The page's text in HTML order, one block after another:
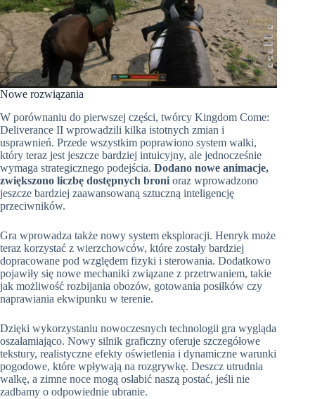
Nowe rozwiązania
W porównaniu do pierwszej części, twórcy Kingdom Come:
Deliverance II wprowadzili kilka istotnych zmian i
usprawnień. Przede wszystkim poprawiono system walki,
który teraz jest jeszcze bardziej intuicyjny, ale jednocześnie
wymaga strategicznego podejścia. Dodano nowe animacje,
zwiększono liczbę dostępnych broni oraz wprowadzono
jeszcze bardziej zaawansowaną sztuczną inteligencję
przeciwników.
Gra wprowadza także nowy system eksploracji. Henryk może
teraz korzystać z wierzchowców, które zostały bardziej
dopracowane pod względem fizyki i sterowania. Dodatkowo
pojawiły się nowe mechaniki związane z przetrwaniem, takie
jak możliwość rozbijania obozów, gotowania posiłków czy
naprawiania ekwipunku w terenie.
Dzięki wykorzystaniu nowoczesnych technologii gra wygląda
oszałamiająco. Nowy silnik graficzny oferuje szczegółowe
tekstury, realistyczne efekty oświetlenia i dynamiczne warunki
pogodowe, które wpływają na rozgrywkę. Deszcz utrudnia
walkę, a zimne noce mogą osłabić naszą postać, jeśli nie
zadbamy o odpowiednie ubranie.